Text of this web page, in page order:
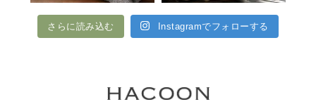
さらに読み込む Instagramでフォローする